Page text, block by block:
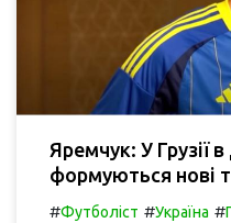
Яремчук: У Грузії
формуються нові
#Футболіст #Україна #